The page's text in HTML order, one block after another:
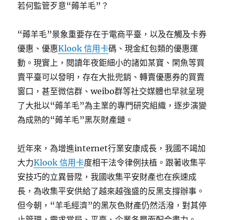
若何監管歹意“薅羊毛”？
“薅羊毛”景象重要存在于電商平臺，以及在觸及卡券
優惠、優惠Klook 信用卡碼、現金紅包類的優惠運
動。現實上，閱讀年夜鉅細小的諸如某寶、閑魚等買
賣平臺可以發明，存在大批兜銷、轉賣優惠券的買賣
窗口，甚至微信群、weibo群等社交媒體也早就呈現
了大批以“薅羊毛”為主業的專門研究組織，逐步演變
為成熟的“薅羊毛”黑灰財產鏈。
近年來，為增進internet行業安康成長，我國不竭加
大力Klook 信用卡度相干法令律例扶植。跟著收集平
安技巧的立異晉陞，我國收集平安財產也在疾速成
長，為收集平安供給了越來越強盛的反黑支撐辦事。
但今朝，“羊毛經濟”的黑灰色財產仍然活潑，對其停